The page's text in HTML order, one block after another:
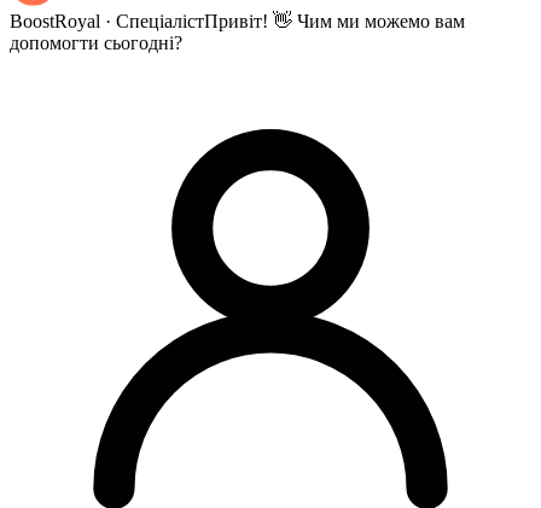
BoostRoyal · СпеціалістПривіт! 👋 Чим ми можемо вам
допомогти сьогодні?